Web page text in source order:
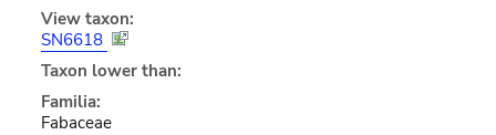
View taxon:
SN6618
Taxon lower than:
Familia:
Fabaceae